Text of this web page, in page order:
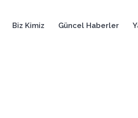
Biz Kimiz Güncel Haberler